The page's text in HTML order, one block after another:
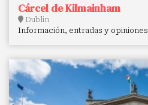
Cárcel de Kilmainham
Dublin
Información, entradas y opiniones